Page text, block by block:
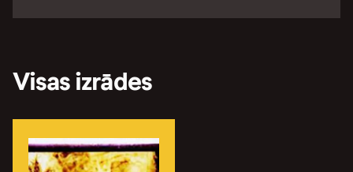
Visas izrādes